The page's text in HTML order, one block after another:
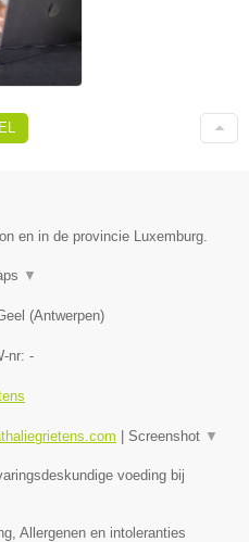
en in de provincie Luxemburg.
▼
(Antwerpen)
nr: -
Screenshot ▼
voeding bij
Allergenen en intoleranties